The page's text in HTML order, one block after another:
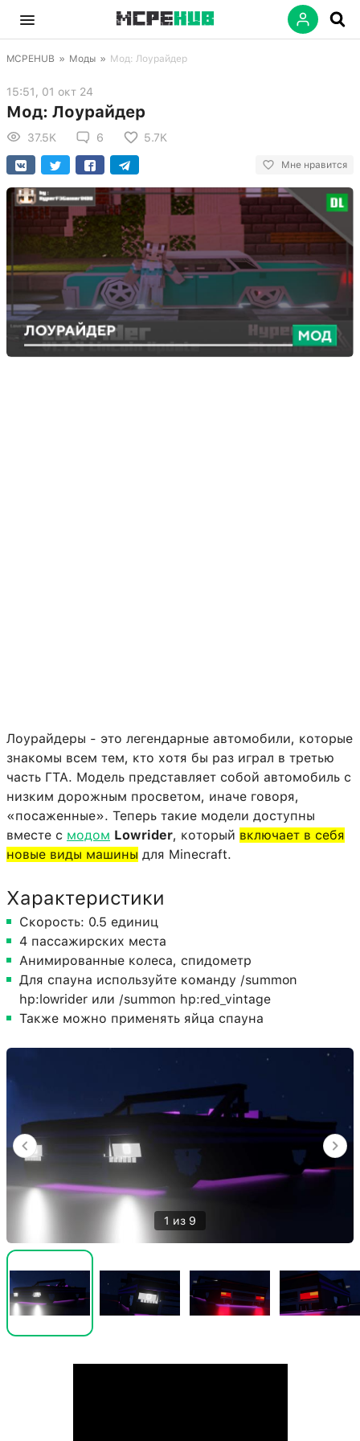
MCPEHUB » Моды » Мод: Лоурайдер
15:51, 01 окт 24
Мод: Лоурайдер
37.5K 6 5.7K
Мне нравится
Лоурайдеры - это легендарные автомобили, которые
знакомы всем тем, кто хотя бы раз играл в третью
часть ГТА. Модель представляет собой автомобиль с
низким дорожным просветом, иначе говоря,
«посаженные». Теперь такие модели доступны
вместе с модом Lowrider, который включает в себя
новые виды машины для Minecraft.
Характеристики
Скорость: 0.5 единиц
4 пассажирских места
Анимированные колеса, спидометр
Для спауна используйте команду /summon
hp:lowrider или /summon hp:red_vintage
Также можно применять яйца спауна
1 из 9